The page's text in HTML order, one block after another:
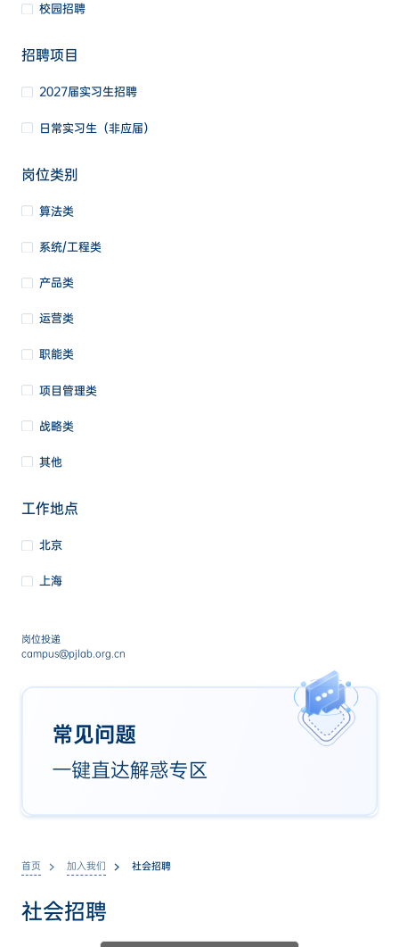
校园招聘
招聘项目
2027届实习生招聘
日常实习生（非应届）
岗位类别
算法类
系统/工程类
产品类
运营类
职能类
项目管理类
战略类
其他
工作地点
北京
上海
岗位投递
campus@pjlab.org.cn
首页 加入我们 社会招聘
社会招聘